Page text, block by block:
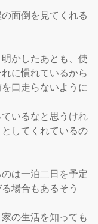
面倒を見てくれる
かしたあとも、使
に慣れているから
口走らないように
いるなと思うけれ
してくれているの
は一泊二日を予定
場合もあるそう
の生活を知っても